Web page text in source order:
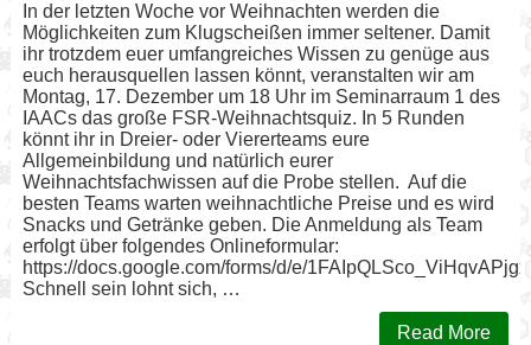
In der letzten Woche vor Weihnachten werden die
Möglichkeiten zum Klugscheißen immer seltener. Damit
ihr trotzdem euer umfangreiches Wissen zu genüge aus
euch herausquellen lassen könnt, veranstalten wir am
Montag, 17. Dezember um 18 Uhr im Seminarraum 1 des
IAACs das große FSR-Weihnachtsquiz. In 5 Runden
könnt ihr in Dreier- oder Viererteams eure
Allgemeinbildung und natürlich eurer
Weihnachtsfachwissen auf die Probe stellen. Auf die
besten Teams warten weihnachtliche Preise und es wird
Snacks und Getränke geben. Die Anmeldung als Team
erfolgt über folgendes Onlineformular:
https://docs.google.com/forms/d/e/
Schnell sein lohnt sich, …
Read More